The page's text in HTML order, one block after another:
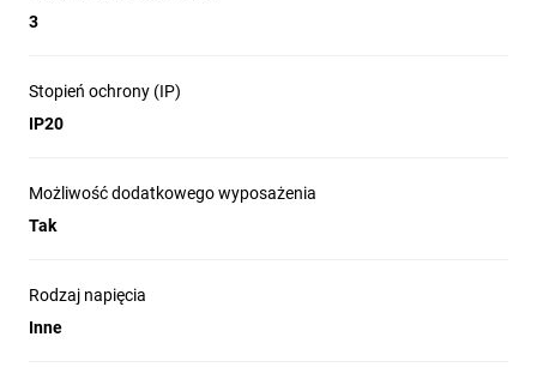
3
Stopień ochrony (IP)
IP20
Możliwość dodatkowego wyposażenia
Tak
Rodzaj napięcia
Inne